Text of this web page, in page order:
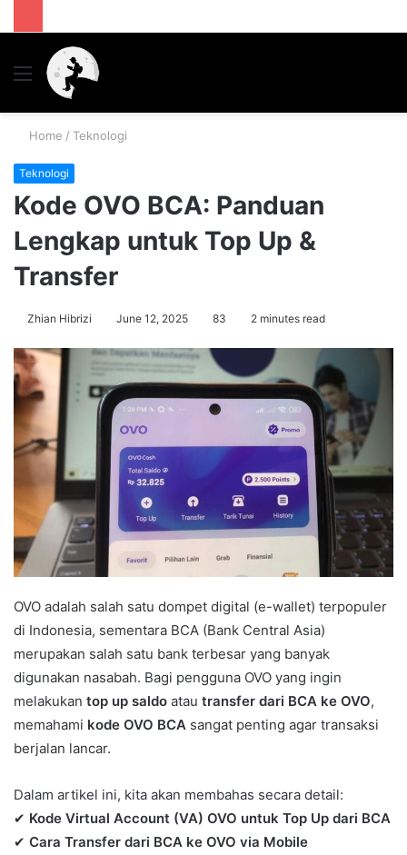
Menu
Home / Teknologi
Teknologi
Kode OVO BCA: Panduan
Lengkap untuk Top Up &
Transfer
Zhian Hibrizi June 12, 2025 83 2 minutes read
OVO adalah salah satu dompet digital (e-wallet) terpopuler
di Indonesia, sementara BCA (Bank Central Asia)
merupakan salah satu bank terbesar yang banyak
digunakan nasabah. Bagi pengguna OVO yang ingin
melakukan top up saldo atau transfer dari BCA ke OVO,
memahami kode OVO BCA sangat penting agar transaksi
berjalan lancar.
Dalam artikel ini, kita akan membahas secara detail:
✔ Kode Virtual Account (VA) OVO untuk Top Up dari BCA
✔ Cara Transfer dari BCA ke OVO via Mobile